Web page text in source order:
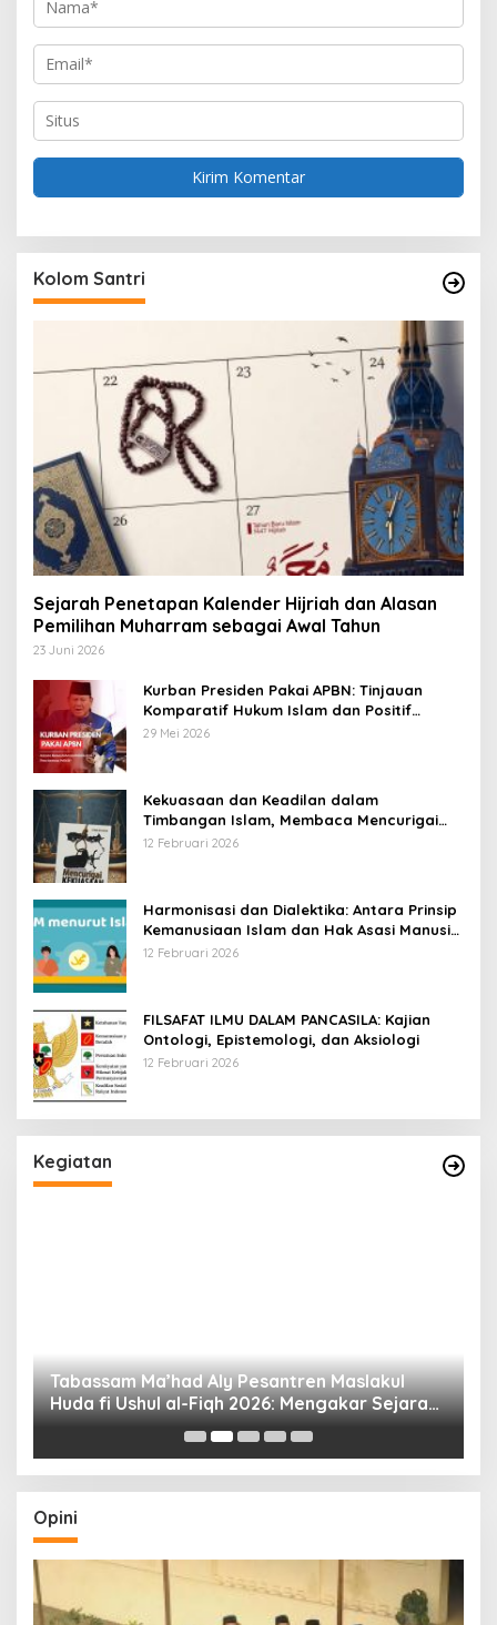
Kolom Santri
Sejarah Penetapan Kalender Hijriah dan Alasan
Pemilihan Muharram sebagai Awal Tahun
23 Juni 2026
Kurban Presiden Pakai APBN: Tinjauan
Komparatif Hukum Islam dan Positif
Negara
29 Mei 2026
Kekuasaan dan Keadilan dalam
Timbangan Islam, Membaca Mencurigai
Kekuasaan Karya Fitron Nur Iksan
12 Februari 2026
Harmonisasi dan Dialektika: Antara Prinsip
Kemanusiaan Islam dan Hak Asasi Manusia
Universal
12 Februari 2026
FILSAFAT ILMU DALAM PANCASILA: Kajian
Ontologi, Epistemologi, dan Aksiologi
12 Februari 2026
Kegiatan
Tabassam Ma’had Aly Pesantren Maslakul
Huda fi Ushul al-Fiqh 2026: Mengakar Sejarah,
Menjangkau Peradaban”
Opini